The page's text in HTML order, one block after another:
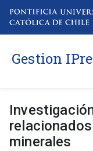
Gestion IPre
minerales